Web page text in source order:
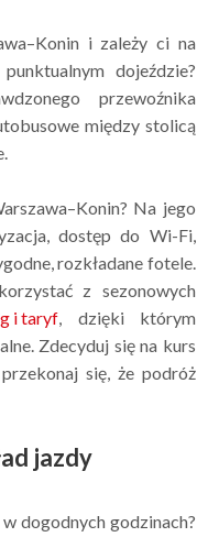
i zależy ci na
dojeździe?
przewoźnika
między stolicą
Na jego
dostęp do Wi-Fi,
rozkładane fotele.
z sezonowych
i taryf, dzięki którym
Zdecyduj się na kurs
się, że podróż
jazdy
dogodnych godzinach?